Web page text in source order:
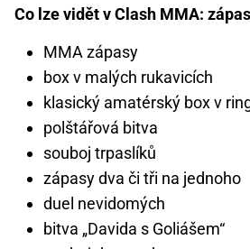
Co lze vidět v Clash MMA:
MMA zápasy
box v malých rukavicích
klasický amatérský box v
polštářová bitva
souboj trpaslíků
zápasy dva či tři na jednoho
duel nevidomých
bitva „Davida s Goliášem“